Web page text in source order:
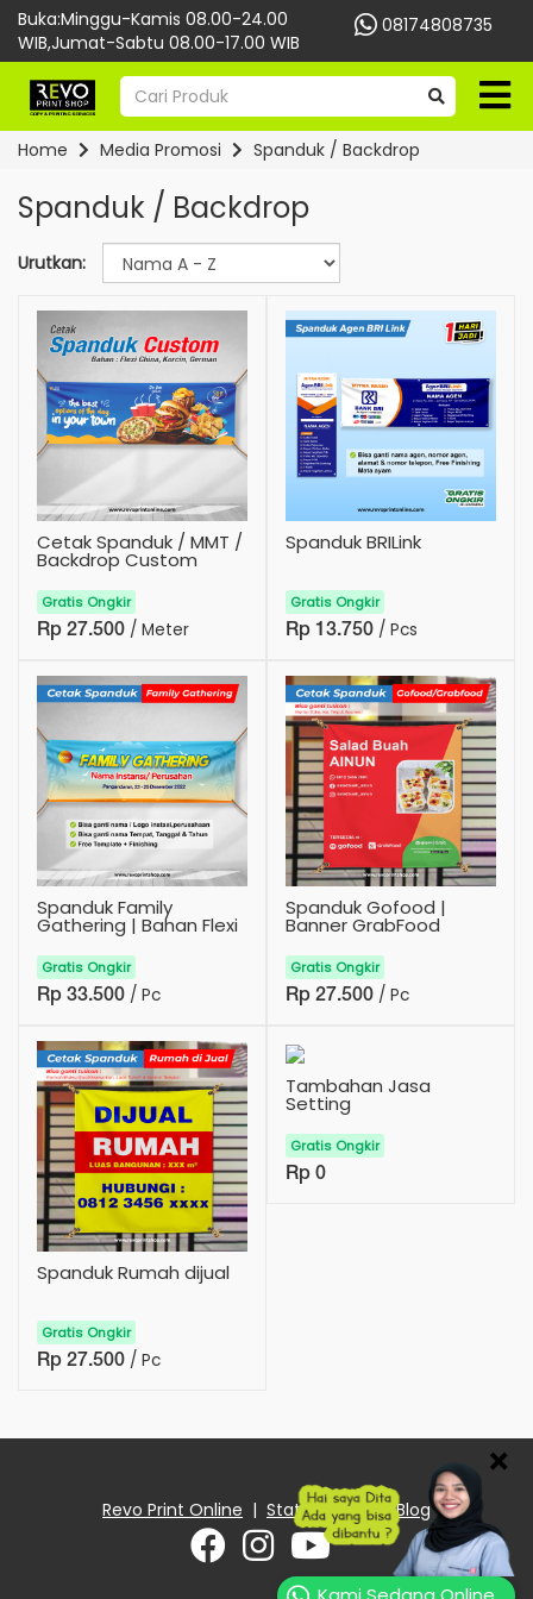
Buka:Minggu-Kamis 08.00-24.00
WIB,Jumat-Sabtu 08.00-17.00 WIB
08174808735
Home Media Promosi Spanduk / Backdrop
Spanduk / Backdrop
Urutkan:
Cetak Spanduk / MMT /
Backdrop Custom
Gratis Ongkir
Rp 27.500 / Meter
Spanduk BRILink
Gratis Ongkir
Rp 13.750 / Pcs
Spanduk Family
Gathering | Bahan Flexi
Gratis Ongkir
Rp 33.500 / Pc
Spanduk Gofood |
Banner GrabFood
Gratis Ongkir
Rp 27.500 / Pc
Spanduk Rumah dijual
Gratis Ongkir
Rp 27.500 / Pc
Tambahan Jasa
Setting
Gratis Ongkir
Rp 0
Revo Print Online | Status Order|Blog
×